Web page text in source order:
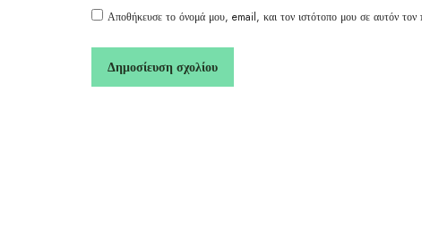
Αποθήκευσε το όνομά μου, email, και τον ιστότοπο μου σε αυτόν